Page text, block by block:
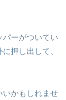
パーがついてい
押し出して、
いかもしれませ